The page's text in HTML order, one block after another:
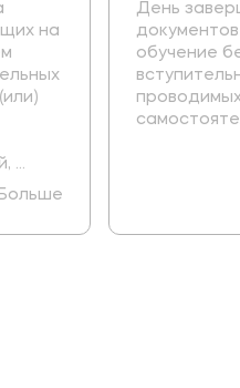
на
...
День
обучение